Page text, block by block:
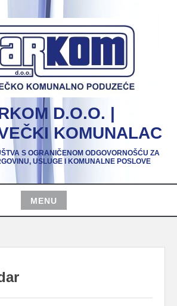
D.O.O. |
KOMUNALAC
S OGRANIČENOM ODGOVORNOŠĆU ZA
USLUGE I KOMUNALNE POSLOVE
MENU